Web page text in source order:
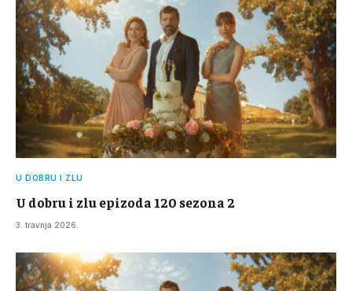
U DOBRU I ZLU
U dobru i zlu epizoda 120 sezona 2
3. travnja 2026.